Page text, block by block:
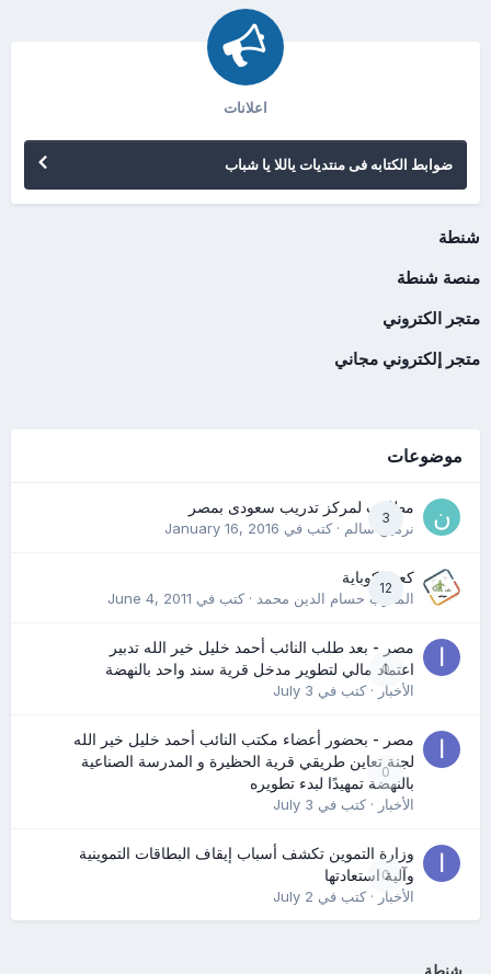
اعلانات
ضوابط الكتابه فى منتديات ياللا يا شباب
شنطة
منصة شنطة
متجر الكتروني
متجر إلكتروني مجاني
موضوعات
3
مطلوب لمركز تدريب سعودى بمصر
نرمين سالم· كتب في January 16, 2016
12
كعب كوباية
المدرب حسام الدين محمد· كتب في June 4, 2011
0
مصر - بعد طلب النائب أحمد خليل خير الله تدبير
اعتماد مالي لتطوير مدخل قرية سند واحد بالنهضة
الأخبار· كتب في July 3
0
مصر - بحضور أعضاء مكتب النائب أحمد خليل خير الله
لجنة تعاين طريقي قرية الحظيرة و المدرسة الصناعية
بالنهضة تمهيدًا لبدء تطويره
الأخبار· كتب في July 3
0
وزارة التموين تكشف أسباب إيقاف البطاقات التموينية
وآلية استعادتها
الأخبار· كتب في July 2